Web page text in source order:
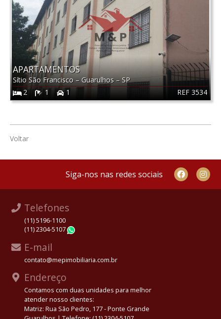
REF 3534
APARTAMENTOS
Sítio São Francisco–Guarulhos–SP
2
1 1
Voltar
Siga-nos nas redes sociais
Telefones
(11) 5196-1100
(11) 2304-5107
E-mail
contato@mepimobiliaria.com.br
Endereço
Contamos com duas unidades para melhor
atender nosso clientes:
Matriz: Rua São Pedro, 177 - Ponte Grande